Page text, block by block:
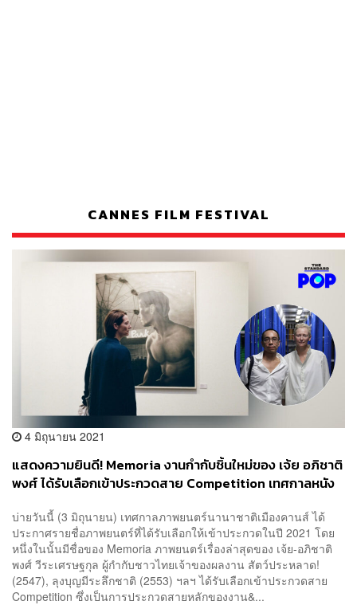
CANNES FILM FESTIVAL
4 มิถุนายน 2021
แสดงความยินดี! Memoria งานกำกับชิ้นใหม่ของ เจ้ย อภิชาติ
พงศ์ ได้รับเลือกเข้าประกวดสาย Competition เทศกาลหนัง
บ่ายวันนี้ (3 มิถุนายน) เทศกาลภาพยนตร์นานาชาติเมืองคานส์ ได้
ประกาศรายชื่อภาพยนตร์ที่ได้รับเลือกให้เข้าประกวดในปี 2021 โดย
หนึ่งในนั้นมีชื่อของ Memoria ภาพยนตร์เรื่องล่าสุดของ เจ้ย-อภิชาติ
พงศ์ วีระเศรษฐกุล ผู้กำกับชาวไทยเจ้าของผลงาน สัตว์ประหลาด!
(2547), ลุงบุญมีระลึกชาติ (2553) ฯลฯ ได้รับเลือกเข้าประกวดสาย
Competition ซึ่งเป็นการประกวดสายหลักของงาน&...